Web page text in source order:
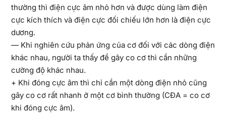
thường thì điện cực âm nhỏ hơn và được dùng làm điện
cực kích thích và điện cực đối chiếu lớn hơn là điện cực
dương.
— Khi nghiên cứu phản ứng của cơ đối với các dòng điện
khác nhau, người ta thấy đề gây co cơ thì cần những
cường độ khác nhau.
+ Khi đóng cực âm thì chỉ cần một dòng điện nhỏ cũng
gây co cơ rất nhanh ở một cơ bình thường (CĐA = co cơ
khi đóng cực âm).